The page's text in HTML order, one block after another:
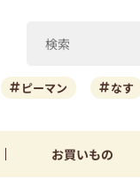
ピーマン なす
お買いもの